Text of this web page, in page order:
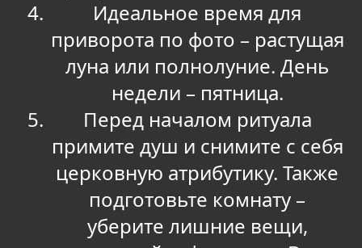
Идеальное время для
приворота по фото – растущая
луна или полнолуние. День
недели – пятница.
Перед началом ритуала
примите душ и снимите с себя
церковную атрибутику. Также
подготовьте комнату –
уберите лишние вещи,